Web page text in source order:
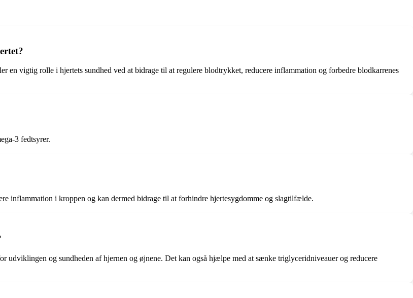
en vigtig rolle i hjertets sundhed ved at bidrage til at regulere blodtrykket, reducere inflammation og forbedre blodkarrenes
3 fedtsyrer.
inflammation i kroppen og kan dermed bidrage til at forhindre hjertesygdomme og slagtilfælde.
udviklingen og sundheden af hjernen og øjnene. Det kan også hjælpe med at sænke triglyceridniveauer og reducere